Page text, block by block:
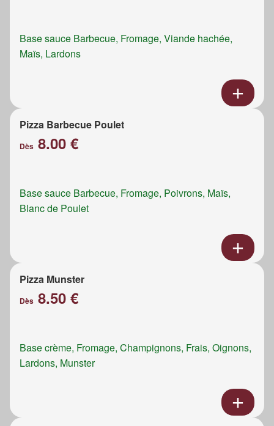
Base sauce Barbecue, Fromage, Viande hachée,
Maïs, Lardons
Pizza Barbecue Poulet
Dès 8.00 €
Base sauce Barbecue, Fromage, Poivrons, Maïs,
Blanc de Poulet
Pizza Munster
Dès 8.50 €
Base crème, Fromage, Champignons, Frais, Oignons,
Lardons, Munster